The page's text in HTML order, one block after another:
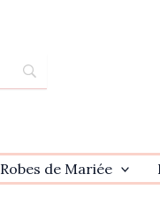
Robes de Mariée